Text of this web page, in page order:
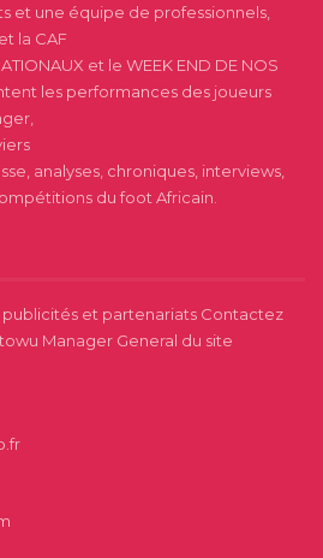
et une équipe de professionnels,
la CAF
et le WEEK END DE NOS
les performances des joueurs
analyses, chroniques, interviews,
du foot Africain.
et partenariats Contactez
Manager General du site